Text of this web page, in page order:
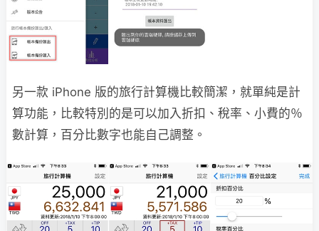
另一款 iPhone 版的旅行計算機比較簡潔，就單純是計
算功能，比較特別的是可以加入折扣、稅率、小費的％
數計算，百分比數字也能自己調整。